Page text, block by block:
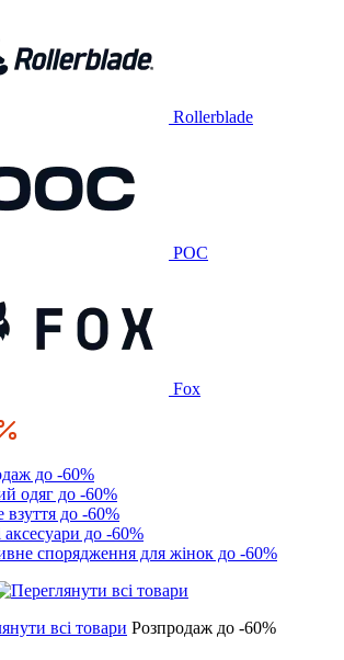
Rollerblade
POC
Fox
до -60%
одяг до -60%
взуття до -60%
аксесуари до -60%
спорядження для жінок до -60%
всі товари Розпродаж до -60%